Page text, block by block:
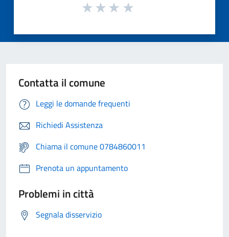
Contatta il comune
Leggi le domande frequenti
Richiedi Assistenza
Chiama il comune 0784860011
Prenota un appuntamento
Problemi in città
Segnala disservizio